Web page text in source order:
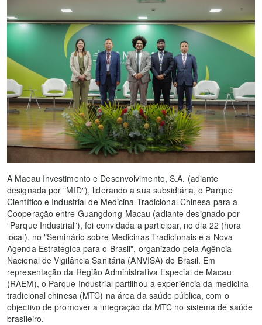
A Macau Investimento e Desenvolvimento, S.A. (adiante
designada por "MID"), liderando a sua subsidiária, o Parque
Científico e Industrial de Medicina Tradicional Chinesa para a
Cooperação entre Guangdong-Macau (adiante designado por
“Parque Industrial”), foi convidada a participar, no dia 22 (hora
local), no "Seminário sobre Medicinas Tradicionais e a Nova
Agenda Estratégica para o Brasil", organizado pela Agência
Nacional de Vigilância Sanitária (ANVISA) do Brasil. Em
representação da Região Administrativa Especial de Macau
(RAEM), o Parque Industrial partilhou a experiência da medicina
tradicional chinesa (MTC) na área da saúde pública, com o
objectivo de promover a integração da MTC no sistema de saúde
brasileiro.